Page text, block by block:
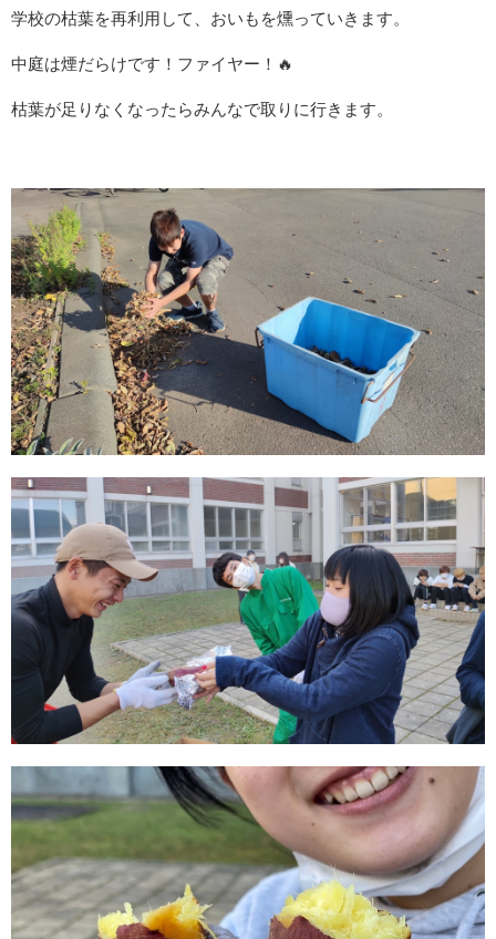
学校の枯葉を再利用して、おいもを燻っていきます。
中庭は煙だらけです！ファイヤー！🔥
枯葉が足りなくなったらみんなで取りに行きます。